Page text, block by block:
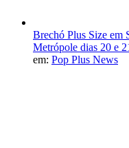
Brechó Plus Size em
Metrópole dias 20 e
em: Pop Plus News